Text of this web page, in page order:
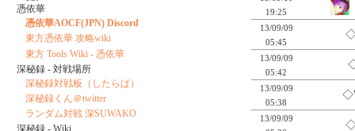
19:25
13/09/09
05:45
13/09/09
05:42
13/09/09
05:38
13/09/09
憑依華
憑依華AOCF(JPN) Discord
東方憑依華 攻略wiki
東方 Tools Wiki - 憑依華
深秘録 - 対戦場所
深秘録対戦板（したらば）
深秘録くん＠twitter
ランダム対戦 深SUWAKO